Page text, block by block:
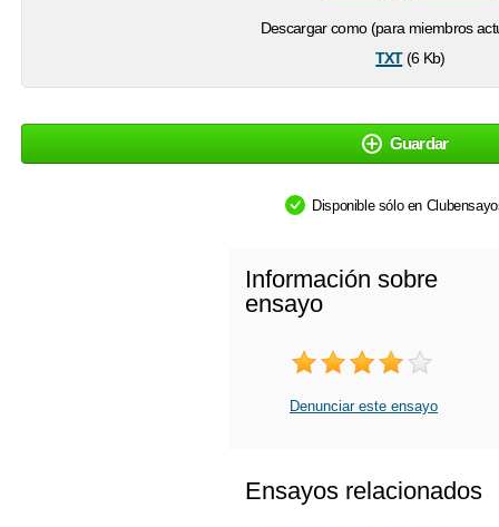
Descargar como (para miembros
txt(6 Kb)
Guardar
Disponible sólo en
Información sobre
ensayo
Denunciar este ensayo
Ensayos relacionados